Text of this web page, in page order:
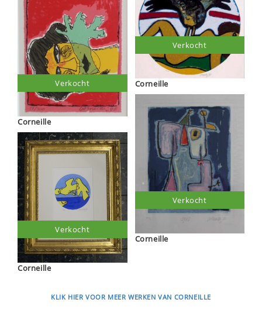
Corneille
Verkocht
Corneille
Verkocht
Corneille
Verkocht
Corneille
Verkocht
KLIK HIER VOOR MEER WERKEN VAN CORNEILLE